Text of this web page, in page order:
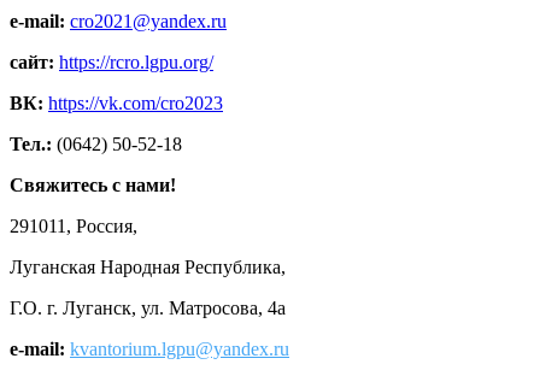
e-mail: cro2021@yandex.ru
сайт: https://rcro.lgpu.org/
ВК: https://vk.com/cro2023
Тел.: (0642) 50-52-18
Свяжитесь с нами!
291011, Россия,
Луганская Народная Республика,
Г.О. г. Луганск, ул. Матросова, 4а
e-mail: kvantorium.lgpu@yandex.ru